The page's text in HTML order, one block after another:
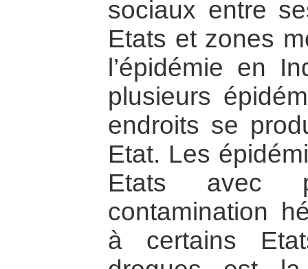
sociaux entre
Etats et zones
l’épidémie en
plusieurs
endroits se
Etat. Les
Etats avec
contamination
à certains